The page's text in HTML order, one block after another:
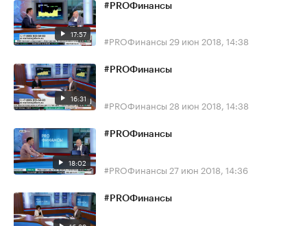
17:57
#PROФинансы
#PROФинансы 29 июн 2018, 14:38
16:31
#PROФинансы
#PROФинансы 28 июн 2018, 14:38
18:02
#PROФинансы
#PROФинансы 27 июн 2018, 14:36
#PROФинансы